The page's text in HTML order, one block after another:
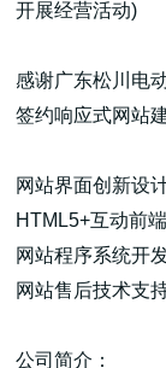
高端网
开展经营活动)
感谢广东松川电
签约响应式网站
网站界面创新设
HTML5+互动前
网站程序系统开
网站售后技术支
公司简介：